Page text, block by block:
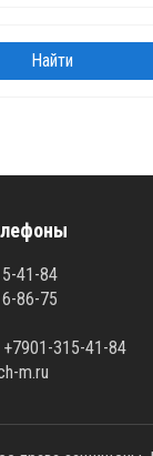
41-84
86-75
+7901-315-41-84
m.ru